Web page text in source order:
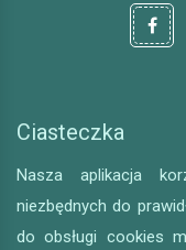
Ciasteczka
Nasza aplikacja
niezbędnych do
do obsługi cookies